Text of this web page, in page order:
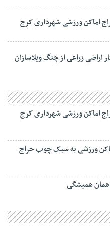
اماکن ورزشی شهرداری کرج
اماکن ورزشی شهرداری کرج
ورزشی به سبک چوب حراج
همان همیشگی